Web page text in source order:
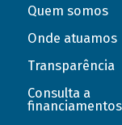
Quem somos
Onde atuamos
Transparência
Consulta a
financiamentos